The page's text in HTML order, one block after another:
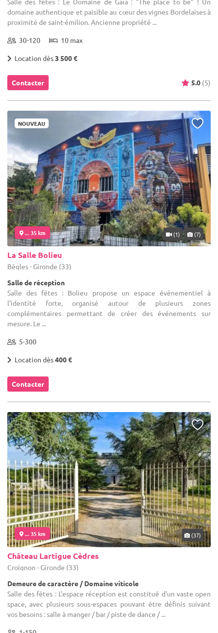
domaine authentique et paisible au cœur des vignes Bordelaises à
proximité de saint-émilion. Ancienne propriété ...
30-120 10 max
Location dès3 500 €
Contacter 5.0 (5)
NOUVEAU
... 35 km (1) (7)
La Salle Bolieu
Bègles - Gironde (33)
Salle de réception
Salle des fêtes : Bolieu propose un espace événementiel à
l’identité forte, organisé autour de plusieurs zones
complémentaires permettant de créer des événements sur
mesure. Le ...
5-300
Location dès400 €
Contacter
... 35 km (37)
Château Lartigue Cèdres
Croignon - Gironde (33)
Demeure de caractère / Domaine viticole
Salle des fêtes : L'espace réception est constitué d'un vaste open
space, avec plusieurs sous-espaces pouvant être définis suivant
vos besoins : salle à manger / bar / piste de dance / ...